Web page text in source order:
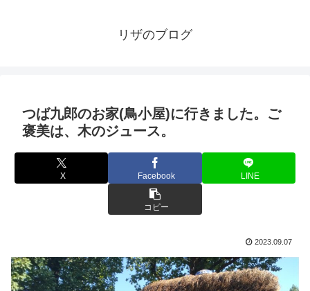
リザのブログ
つば九郎のお家(鳥小屋)に行きました。ご
褒美は、木のジュース。
X Facebook LINE
コピー
2023.09.07